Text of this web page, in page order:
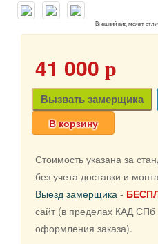
Внешний вид может
41 000 p
Вызвать замерщика
В корзину
Стоимость указана за
без учета доставки и
Выезд замерщика -
сайт (в пределах КАД СПб
оформления заказа).